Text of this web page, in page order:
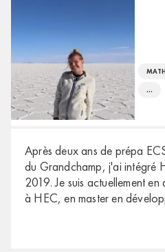
...
Après deux ans de prépa
du Grandchamp, j'ai intégré
2019. Je suis actuellement
à HEC, en master en